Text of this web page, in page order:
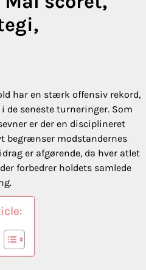
har en stærk offensiv rekord,
de seneste turneringer. Som
er der en disciplineret
begrænser modstandernes
er afgørende, da hver atlet
forbedrer holdets samlede